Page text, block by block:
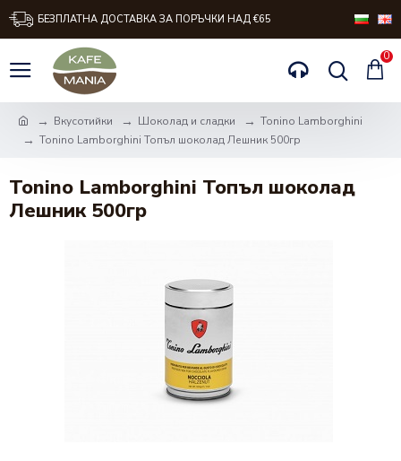
БЕЗПЛАТНА ДОСТАВКА ЗА ПОРЪЧКИ НАД €65
0
Вкусотийки Шоколад и сладки
Tonino Lamborghini
Tonino Lamborghini Топъл шоколад Лешник 500гр
Tonino Lamborghini Топъл шоколад
Лешник 500гр